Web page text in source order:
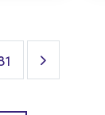
Next Page